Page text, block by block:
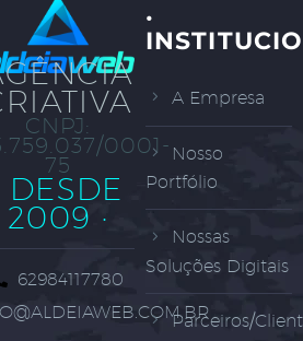
CNPJ:
0001-
75
DESDE
2009 ·
62984117780
·
A Empresa
Nosso
Portfólio
Nossas
Soluções Digitais
Parceiros/